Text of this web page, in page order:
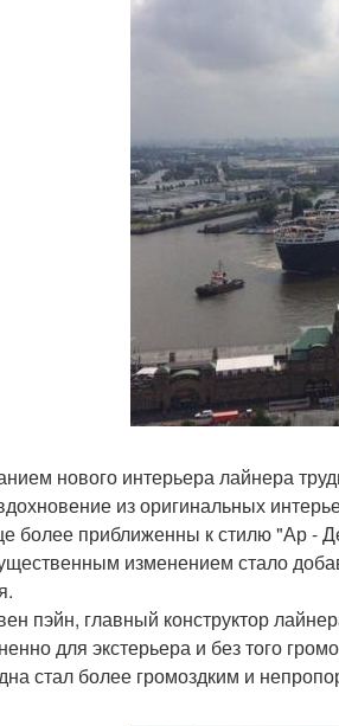
нового интерьера лайнера
из оригинальных
более приближенны к стилю "Ар -
изменением стало
пэйн, главный конструктор
для экстерьера и без того
стал более громоздким и